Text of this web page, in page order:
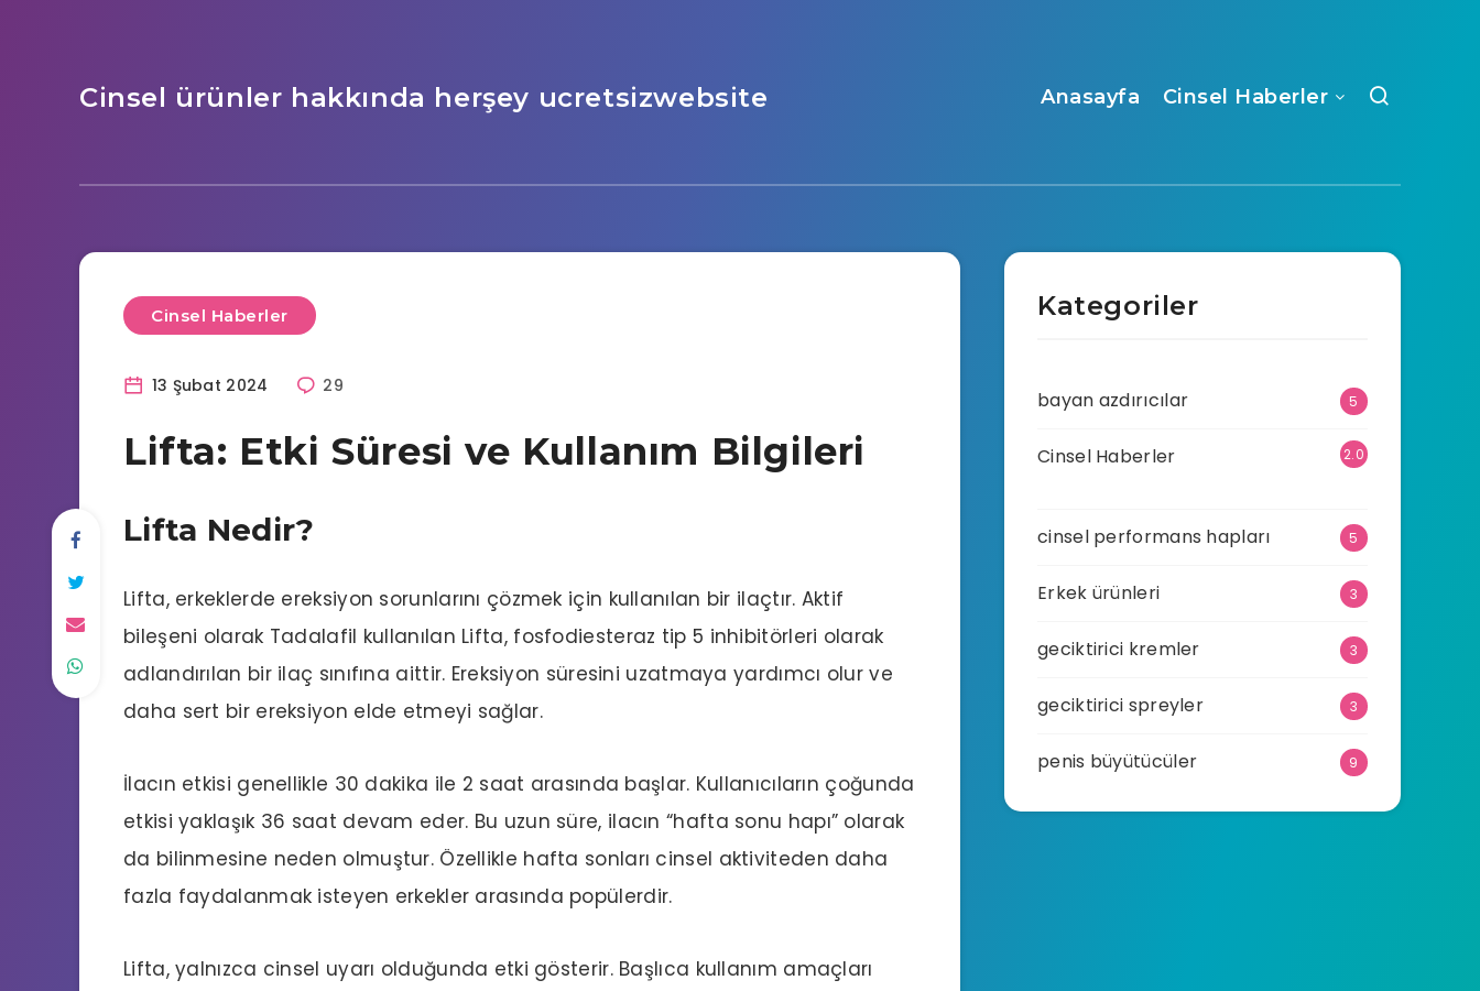
Cinsel ürünler hakkında herşey ucretsizwebsite Anasayfa Cinsel Haberler
Cinsel Haberler
13 Şubat 2024 29
Lifta: Etki Süresi ve Kullanım Bilgileri
Lifta Nedir?
Lifta, erkeklerde ereksiyon sorunlarını çözmek için kullanılan bir ilaçtır. Aktif
bileşeni olarak Tadalafil kullanılan Lifta, fosfodiesteraz tip 5 inhibitörleri olarak
adlandırılan bir ilaç sınıfına aittir. Ereksiyon süresini uzatmaya yardımcı olur ve
daha sert bir ereksiyon elde etmeyi sağlar.
İlacın etkisi genellikle 30 dakika ile 2 saat arasında başlar. Kullanıcıların çoğunda
etkisi yaklaşık 36 saat devam eder. Bu uzun süre, ilacın “hafta sonu hapı” olarak
da bilinmesine neden olmuştur. Özellikle hafta sonları cinsel aktiviteden daha
fazla faydalanmak isteyen erkekler arasında popülerdir.
Lifta, yalnızca cinsel uyarı olduğunda etki gösterir. Başlıca kullanım amaçları
Kategoriler
bayan azdırıcılar 5
Cinsel Haberler
2.0
cinsel performans hapları 5
Erkek ürünleri 3
geciktirici kremler 3
geciktirici spreyler 3
penis büyütücüler 9